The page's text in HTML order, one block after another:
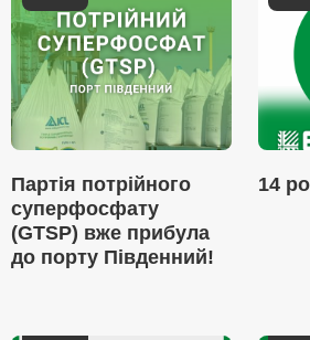
Партія потрійного
суперфосфату
(GTSP) вже прибула
до порту Південний!
14